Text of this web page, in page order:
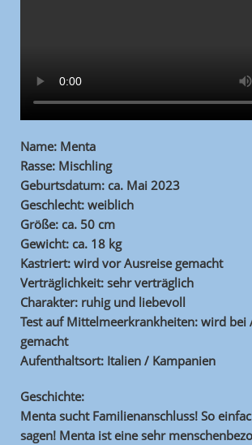
Name: Menta
Rasse: Mischling
Geburtsdatum: ca. Mai 2023
Geschlecht: weiblich
Größe: ca. 50 cm
Gewicht: ca. 18 kg
Kastriert: wird vor Ausreise gemacht
Verträglichkeit: sehr verträglich
Charakter: ruhig und liebevoll
Test auf Mittelmeerkrankheiten: wird bei
gemacht
Aufenthaltsort: Italien / Kampanien
Geschichte:
Menta sucht Familienanschluss! So
sagen! Menta ist eine sehr